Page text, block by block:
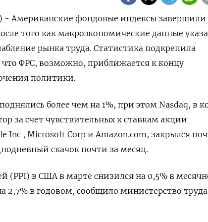
Американские фондовые индексы завершили
того как макроэкономические данные
рынка труда. Статистика подкрепила
ФРС, возможно, приближается к концу
политики.
более чем на 1%, при этом Nasdaq, в
за счет чувствительных к ставкам акции
Inc , Microsoft Corp и Amazon.com, закрылся
скачок почти за месяц.
(PPI) в США в марте снизился на 0,5% в
2,7% в годовом, сообщило министерство